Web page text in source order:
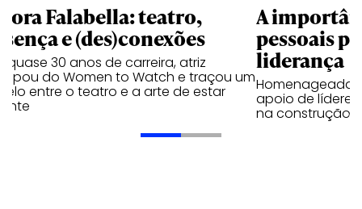
Falabella: teatro,
e (des)conexões
quase 30 anos de carreira, atriz
do Women to Watch e traçou um
entre o teatro e a arte de estar
A
pessoais
liderança
apoio de
na construção